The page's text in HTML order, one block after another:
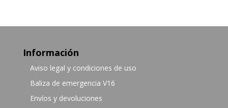
Información
Aviso legal y condiciones de uso
Baliza de emergencia V16
Envíos y devoluciones